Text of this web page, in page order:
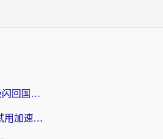
Malus VPN好用吗？和极闪回国VPN对比哪个回国效果更好？海外党亲测3款加速器+避坑指南
海外党必看：如何通过试用加速器解决国内APP地区限制？附2026最新对比测评